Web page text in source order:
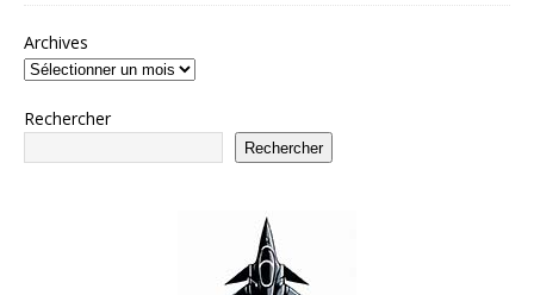
Archives
Rechercher
Rechercher